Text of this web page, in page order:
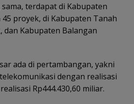
terdapat di Kabupaten
proyek, di Kabupaten Tanah
dan Kabupaten Balangan
ada di pertambangan, yakni
dengan realisasi
Rp444.430,60 miliar.